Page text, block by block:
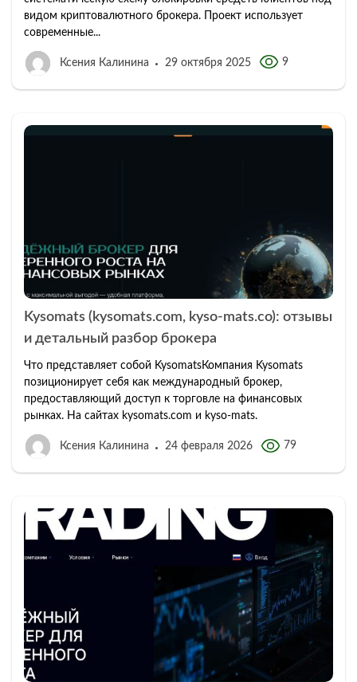
видом криптовалютного брокера. Проект использует
современные...
Ксения Калинина 29 октября 2025 9
Kysomats (kysomats.com, kyso-mats.co): отзывы
и детальный разбор брокера
Что представляет собой KysomatsКомпания Kysomats
позиционирует себя как международный брокер,
предоставляющий доступ к торговле на финансовых
рынках. На сайтах kysomats.com и kyso-mats.
Ксения Калинина 24 февраля 2026 79